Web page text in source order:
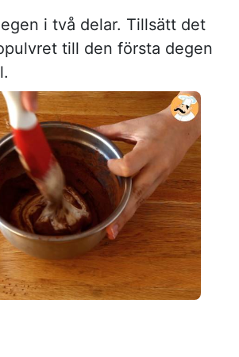
i två delar. Tillsätt det
till den första degen